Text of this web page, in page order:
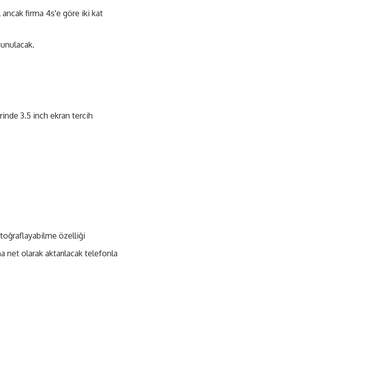
firma 4s'e göre iki kat
3.5 inch ekran tercih
özelliği
net olarak aktarılacak telefonla